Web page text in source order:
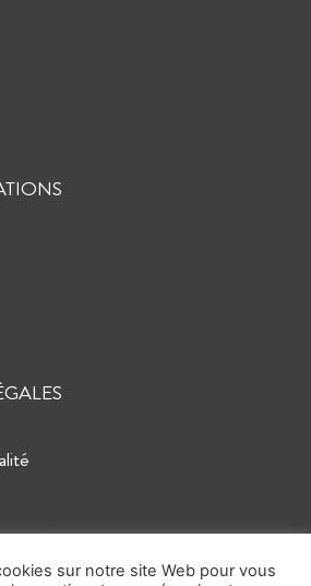
sur notre site Web pour vous